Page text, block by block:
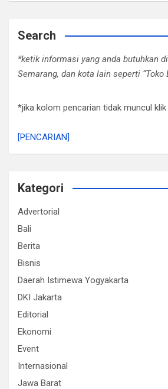
Search
*ketik informasi yang anda butuhkan
Semarang, dan kota lain seperti “Toko
*jika kolom pencarian tidak muncul
[PENCARIAN]
Kategori
Advertorial
Bali
Berita
Bisnis
Daerah Istimewa Yogyakarta
DKI Jakarta
Editorial
Ekonomi
Event
Internasional
Jawa Barat